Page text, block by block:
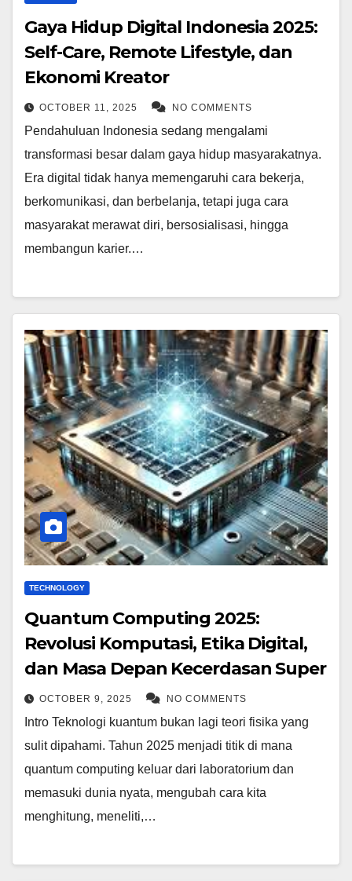
Gaya Hidup Digital Indonesia 2025:
Self-Care, Remote Lifestyle, dan
Ekonomi Kreator
OCTOBER 11, 2025 NO COMMENTS
Pendahuluan Indonesia sedang mengalami
transformasi besar dalam gaya hidup masyarakatnya.
Era digital tidak hanya memengaruhi cara bekerja,
berkomunikasi, dan berbelanja, tetapi juga cara
masyarakat merawat diri, bersosialisasi, hingga
membangun karier.…
TECHNOLOGY
Quantum Computing 2025:
Revolusi Komputasi, Etika Digital,
dan Masa Depan Kecerdasan Super
OCTOBER 9, 2025 NO COMMENTS
Intro Teknologi kuantum bukan lagi teori fisika yang
sulit dipahami. Tahun 2025 menjadi titik di mana
quantum computing keluar dari laboratorium dan
memasuki dunia nyata, mengubah cara kita
menghitung, meneliti,…